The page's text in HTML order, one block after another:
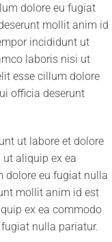
dolore eu fugiat
mollit anim id
incididunt ut
laboris nisi ut
esse cillum dolore
officia deserunt
ut labore et dolore
aliquip ex ea
dolore eu fugiat nulla
mollit anim id est
ex ea commodo
nulla pariatur.